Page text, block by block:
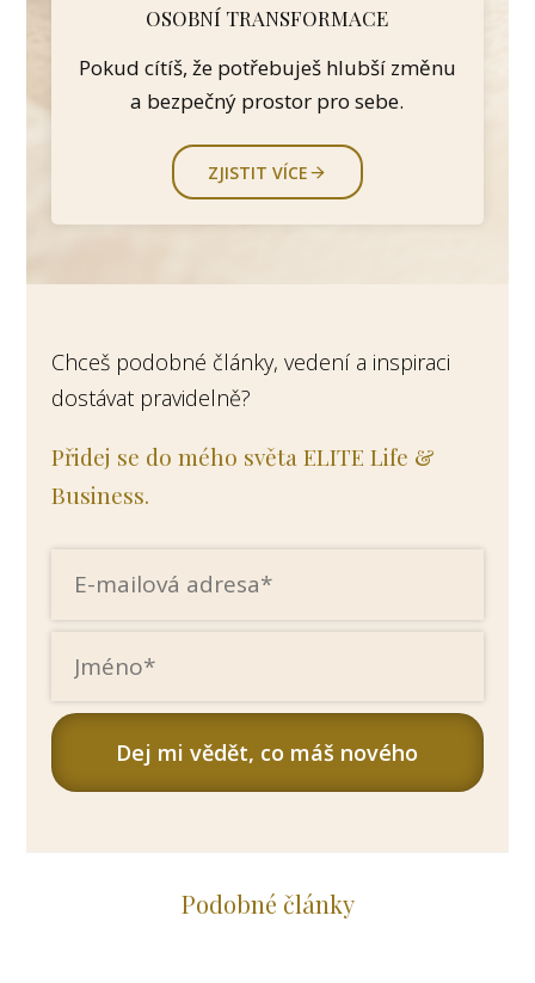
OSOBNÍ TRANSFORMACE
Pokud cítíš, že potřebuješ hlubší změnu
a bezpečný prostor pro sebe.
ZJISTIT VÍCE
Chceš podobné články, vedení a inspiraci
dostávat pravidelně?
Přidej se do mého světa ELITE Life &
Business.
Dej mi vědět, co máš nového
Podobné články